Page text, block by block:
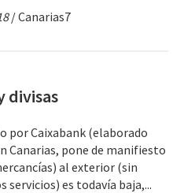
/ Canarias7
divisas
por Caixabank (elaborado
Canarias, pone de manifiesto
al exterior (sin
es todavía baja,...